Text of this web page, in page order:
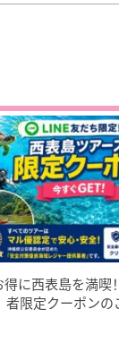
得に西表島を満喫
者限定クーポンの